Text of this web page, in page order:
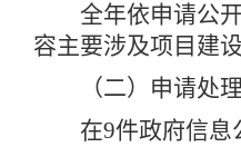
全年依申请公开
容主要涉及项目建设
（二）申请处
在9件政府信息